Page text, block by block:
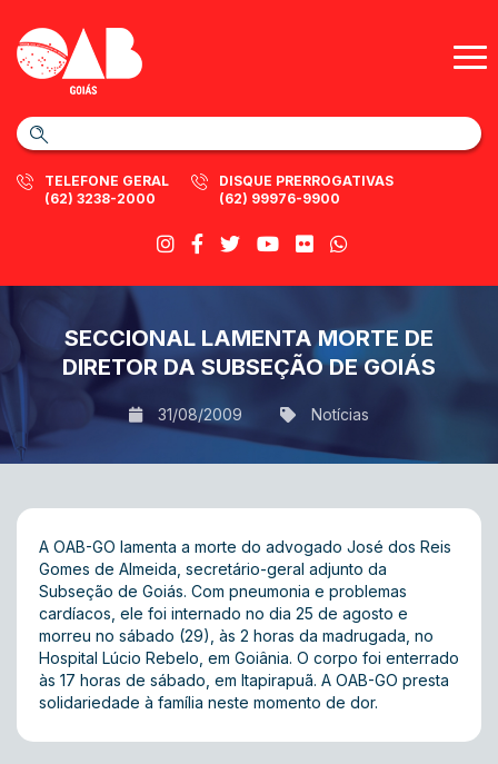
TELEFONE GERAL
(62) 3238-2000
DISQUE PRERROGATIVAS
(62) 99976-9900
SECCIONAL LAMENTA MORTE DE
DIRETOR DA SUBSEÇÃO DE GOIÁS
31/08/2009 Notícias
A OAB-GO lamenta a morte do advogado José dos Reis
Gomes de Almeida, secretário-geral adjunto da
Subseção de Goiás. Com pneumonia e problemas
cardíacos, ele foi internado no dia 25 de agosto e
morreu no sábado (29), às 2 horas da madrugada, no
Hospital Lúcio Rebelo, em Goiânia. O corpo foi enterrado
às 17 horas de sábado, em Itapirapuã. A OAB-GO presta
solidariedade à família neste momento de dor.